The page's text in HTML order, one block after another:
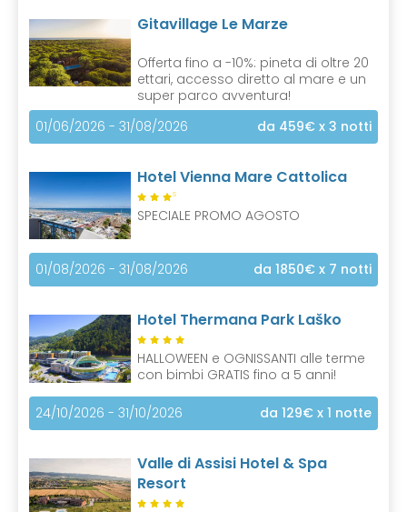
Gitavillage Le Marze
Offerta fino a -10%: pineta di oltre 20
ettari, accesso diretto al mare e un
super parco avventura!
01/06/2026 - 31/08/2026
da 459€ x 3 notti
Hotel Vienna Mare Cattolica
S
SPECIALE PROMO AGOSTO
01/08/2026 - 31/08/2026 da 1850€ x 7 notti
Hotel Thermana Park Laško
HALLOWEEN e OGNISSANTI alle terme
con bimbi GRATIS fino a 5 anni!
24/10/2026 - 31/10/2026 da 129€ x 1 notte
Valle di Assisi Hotel & Spa
Resort